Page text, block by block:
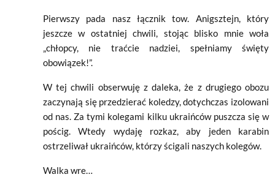
Pierwszy pada nasz łącznik tow. Anigsztejn, który
jeszcze w ostatniej chwili, stojąc blisko mnie woła
„chłopcy, nie traćcie nadziei, spełniamy święty
obowiązek!”.
W tej chwili obserwuję z daleka, że z drugiego obozu
zaczynają się przedzierać koledzy, dotychczas izolowani
od nas. Za tymi kolegami kilku ukraińców puszcza się w
pościg. Wtedy wydaję rozkaz, aby jeden karabin
ostrzeliwał ukraińców, którzy ścigali naszych kolegów.
Walka wre…